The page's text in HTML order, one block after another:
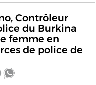
Contrôleur
du Burkina
femme en
de police de